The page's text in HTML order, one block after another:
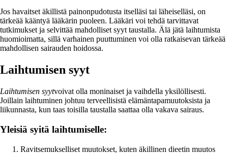
Jos havaitset äkillistä painonpudotusta itselläsi tai läheiselläsi, on
tärkeää kääntyä lääkärin puoleen. Lääkäri voi tehdä tarvittavat
tutkimukset ja selvittää mahdolliset syyt taustalla. Älä jätä laihtumista
huomioimatta, sillä varhainen puuttuminen voi olla ratkaisevan tärkeää
mahdollisen sairauden hoidossa.
Laihtumisen syyt
Laihtumisen syytvoivat olla moninaiset ja vaihdella yksilöllisesti.
Joillain laihtuminen johtuu terveellisistä elämäntapamuutoksista ja
liikunnasta, kun taas toisilla taustalla saattaa olla vakava sairaus.
Yleisiä syitä laihtumiselle:
Ravitsemukselliset muutokset, kuten äkillinen dieetin muutos